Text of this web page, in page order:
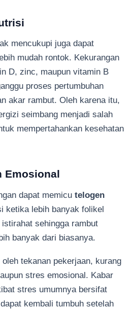
mencukupi juga dapat
mudah rontok. Kekurangan
D, zinc, maupun vitamin B
proses pertumbuhan
akar rambut. Oleh karena itu,
seimbang menjadi salah
mempertahankan kesehatan
Emosional
dapat memicu telogen
ketika lebih banyak folikel
sehingga rambut
banyak dari biasanya.
tekanan pekerjaan, kurang
stres emosional. Kabar
stres umumnya bersifat
kembali tumbuh setelah